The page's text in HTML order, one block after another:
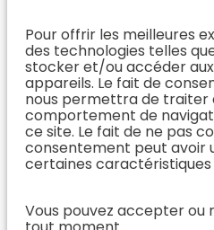
Pour offrir les meilleures
des technologies telles
stocker et/ou accéder
appareils. Le fait de
nous permettra de traiter
comportement de
ce site. Le fait de ne pas
consentement peut avoir
certaines
Vous pouvez accepter ou
Prendre
rendez-vous
Après mon
rendez-vous
Espace
Vétérinaire
cas
ORL
L’Équipe
ORL
ORL)